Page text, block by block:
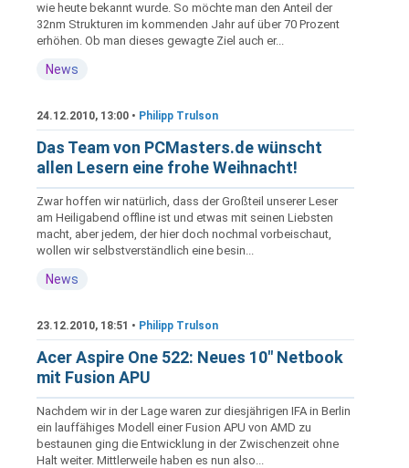
wie heute bekannt wurde. So möchte man den Anteil der
32nm Strukturen im kommenden Jahr auf über 70 Prozent
erhöhen. Ob man dieses gewagte Ziel auch er...
News
24.12.2010, 13:00 • Philipp Trulson
Das Team von PCMasters.de wünscht
allen Lesern eine frohe Weihnacht!
Zwar hoffen wir natürlich, dass der Großteil unserer Leser
am Heiligabend offline ist und etwas mit seinen Liebsten
macht, aber jedem, der hier doch nochmal vorbeischaut,
wollen wir selbstverständlich eine besin...
News
23.12.2010, 18:51 • Philipp Trulson
Acer Aspire One 522: Neues 10" Netbook
mit Fusion APU
Nachdem wir in der Lage waren zur diesjährigen IFA in Berlin
ein lauffähiges Modell einer Fusion APU von AMD zu
bestaunen ging die Entwicklung in der Zwischenzeit ohne
Halt weiter. Mittlerweile haben es nun also...